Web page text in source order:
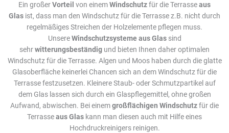
Ein großerVorteil von einemWindschutzfür die Terrasseaus
Glas ist, dass man den Windschutz für die Terrasse z.B. nicht durch
regelmäßiges Streichen der Holzelemente pflegen muss.
UnsereWindschutzsysteme aus Glassind
sehrwitterungsbeständig und bieten Ihnen daher optimalen
Windschutz für die Terrasse. Algen und Moos haben durch die glatte
Glasoberfläche keinerlei Chancen sich an dem Windschutz für die
Terrasse festzusetzen. Kleinere Staub- oder Schmutzpartikel auf
dem Glas lassen sich durch ein Glaspflegemittel, ohne großen
Aufwand, abwischen. Bei einemgroßflächigen Windschutzfür die
Terrasseaus Glas kann man diesen auch mit Hilfe eines
Hochdruckreinigers reinigen.